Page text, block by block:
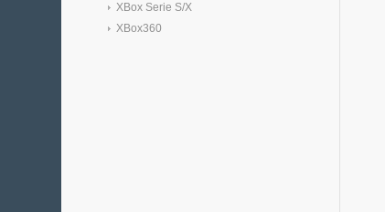
XBox Serie S/X
XBox360